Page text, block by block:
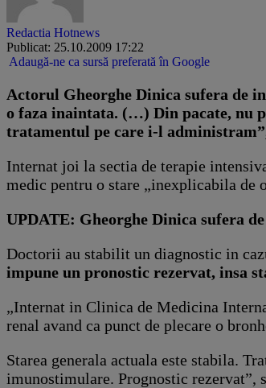
Redactia Hotnews
Publicat: 25.10.2009 17:22
Adaugă-ne ca sursă preferată în Google
Actorul Gheorghe Dinica sufera de
o faza inaintata. (…) Din pacate, nu
tratamentul pe care i-l
Internat joi la sectia de terapie
medic pentru o stare „inexplicabila de
UPDATE: Gheorghe Dinica sufera
Doctorii au stabilit un diagnostic in
impune un pronostic rezervat, insa
„Internat in Clinica de Medicina
renal avand ca punct de plecare o
Starea generala actuala este stabila.
imunostimulare. Prognostic rezervat”,